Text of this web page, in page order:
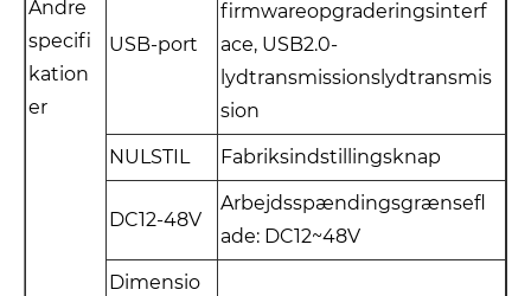
Andre
specifi
kation
er
USB-port
firmwareopgraderingsinterf
ace, USB2.0-
lydtransmissionslydtransmis
sion
NULSTIL Fabriksindstillingsknap
DC12-48V
Arbejdsspændingsgrænsefl
ade: DC12~48V
Dimensio